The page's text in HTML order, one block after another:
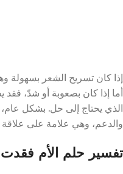
إذا كان تسريح الشعر بسهولة
أما إذا كان بصعوبة أو شدّ، فقد
الذي يحتاج إلى حل. بشكل عام،
والدعم، وهي علامة على
تفسير حلم الأم فقدت